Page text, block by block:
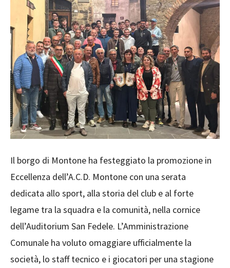
Il borgo di Montone ha festeggiato la promozione in
Eccellenza dell’A.C.D. Montone con una serata
dedicata allo sport, alla storia del club e al forte
legame tra la squadra e la comunità, nella cornice
dell’Auditorium San Fedele. L’Amministrazione
Comunale ha voluto omaggiare ufficialmente la
società, lo staff tecnico e i giocatori per una stagione